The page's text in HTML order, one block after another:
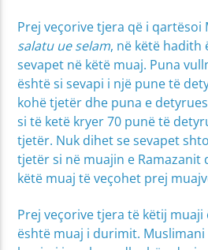
Prej veçorive tjera që i qartësoi
salatu ue selam, në këtë hadith
sevapet në këtë muaj. Puna
është si sevapi i një pune të
kohë tjetër dhe puna e
si të ketë kryer 70 punë të
tjetër. Nuk dihet se sevapet
tjetër si në muajin e Ramazanit
këtë muaj të veçohet prej
Prej veçorive tjera të këtij muaji
është muaj i durimit.